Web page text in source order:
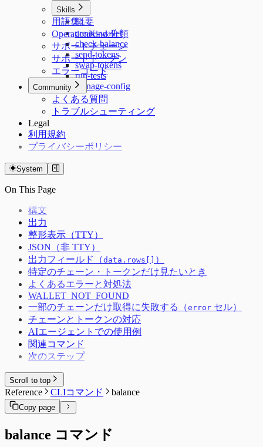
Skills
概要
create-wallet
check-balance
send-tokens
swap-tokens
run-tests
manage-config
用語集
OperationKind 分類
サポートチェーン
サポートトークン
エラーコード
Community
よくある質問
トラブルシューティング
Legal
利用規約
プライバシーポリシー
System
On This Page
構文
出力
整形表示（TTY）
JSON（非 TTY）
出力フィールド（data.rows[]
）
特定のチェーン・トークンだけ見たいとき
よくあるエラーと対処法
WALLET_NOT_FOUND
一部のチェーンだけ取得に失敗する（error セル）
チェーンとトークンの対応
AIエージェントでの使用例
関連コマンド
次のステップ
Scroll to top
Reference CLIコマンド balance
Copy page
balance コマンド